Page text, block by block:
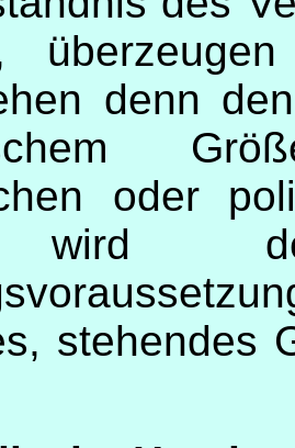
denn
oder
wird
stehendes